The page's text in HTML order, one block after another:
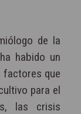
de la
habido un
factores que
para el
las crisis